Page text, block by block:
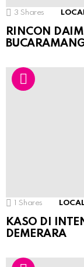
3 Shares
RINCON
1 Shares
KASO DI
DEMERARA